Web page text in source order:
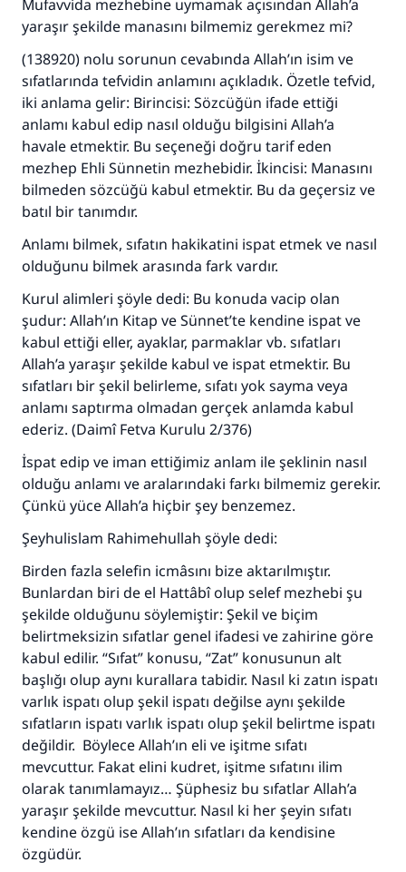
Mufavvida mezhebine uymamak açısından Allah’a
yaraşır şekilde manasını bilmemiz gerekmez mi?
(138920) nolu sorunun cevabında Allah’ın isim ve
sıfatlarında tefvidin anlamını açıkladık. Özetle tefvid,
iki anlama gelir: Birincisi: Sözcüğün ifade ettiği
anlamı kabul edip nasıl olduğu bilgisini Allah’a
havale etmektir. Bu seçeneği doğru tarif eden
mezhep Ehli Sünnetin mezhebidir. İkincisi: Manasını
bilmeden sözcüğü kabul etmektir. Bu da geçersiz ve
batıl bir tanımdır.
Anlamı bilmek, sıfatın hakikatini ispat etmek ve nasıl
olduğunu bilmek arasında fark vardır.
Kurul alimleri şöyle dedi: Bu konuda vacip olan
şudur: Allah’ın Kitap ve Sünnet’te kendine ispat ve
kabul ettiği eller, ayaklar, parmaklar vb. sıfatları
Allah’a yaraşır şekilde kabul ve ispat etmektir. Bu
sıfatları bir şekil belirleme, sıfatı yok sayma veya
anlamı saptırma olmadan gerçek anlamda kabul
ederiz. (Daimî Fetva Kurulu 2/376)
İspat edip ve iman ettiğimiz anlam ile şeklinin nasıl
olduğu anlamı ve aralarındaki farkı bilmemiz gerekir.
Çünkü yüce Allah’a hiçbir şey benzemez.
Şeyhulislam Rahimehullah şöyle dedi:
Birden fazla selefin icmâsını bize aktarılmıştır.
Bunlardan biri de el Hattâbî olup selef mezhebi şu
şekilde olduğunu söylemiştir: Şekil ve biçim
belirtmeksizin sıfatlar genel ifadesi ve zahirine göre
kabul edilir. “Sıfat” konusu, “Zat” konusunun alt
başlığı olup aynı kurallara tabidir. Nasıl ki zatın ispatı
varlık ispatı olup şekil ispatı değilse aynı şekilde
sıfatların ispatı varlık ispatı olup şekil belirtme ispatı
değildir. Böylece Allah’ın eli ve işitme sıfatı
mevcuttur. Fakat elini kudret, işitme sıfatını ilim
olarak tanımlamayız… Şüphesiz bu sıfatlar Allah’a
yaraşır şekilde mevcuttur. Nasıl ki her şeyin sıfatı
kendine özgü ise Allah’ın sıfatları da kendisine
özgüdür.
110845 Nolu Cevap, bir evliliği
kurtardı.
Ümmete cevapları ulaştırmak için bizi destekle
Rasulullah ﷺ şöyle dedi:
Her kim bir hayra yol gösterirse , hayrı yapan
kişinin sevabı kadar ona sevap yazılır.
(MUSLIM 1893)
Şimdi katkı yapın!